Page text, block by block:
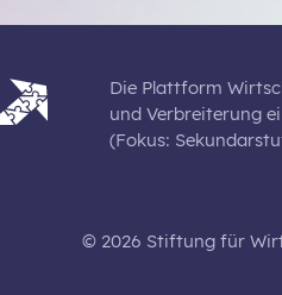
Die Plattform
und Verbreiterung
(Fokus:
© 2026 Stiftung für